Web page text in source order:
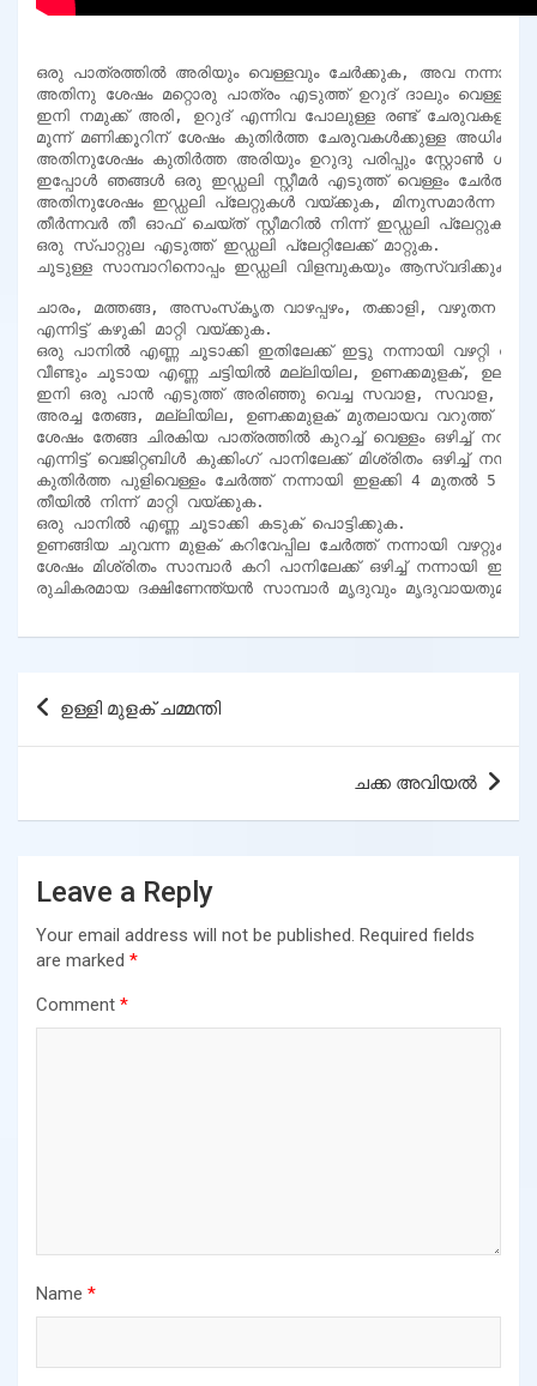
ഒരു പാത്രത്തിൽ അരിയും വെള്ളവും ചേർക്കുക, അവ
അതിനു ശേഷം മറ്റൊരു പാത്രം എടുത്ത് ഉറുദ് ദാലും വെള്ളവും
ഇനി നമുക്ക് അരി, ഉറുദ് എന്നിവ പോലുള്ള രണ്ട് ചേരുവകളും
മൂന്ന് മണിക്കൂറിന് ശേഷം കുതിർത്ത ചേരുവകൾക്കുള്ള അധിക
അതിനുശേഷം കുതിർത്ത അരിയും ഉറുദു പരിപ്പും സ്റ്റോൺ
ഇപ്പോൾ ഞങ്ങൾ ഒരു ഇഡ്ഡലി സ്റ്റീമർ എടുത്ത് വെള്ളം ചേർത്ത്
അതിനുശേഷം ഇഡ്ഡലി പ്ലേറ്റുകൾ വയ്ക്കുക, മിനുസമാർന്ന മാവ്
തീർന്നവർ തീ ഓഫ് ചെയ്ത് സ്റ്റീമറിൽ നിന്ന് ഇഡ്ഡലി
ഒരു സ്പാറ്റുല എടുത്ത് ഇഡ്ഡലി പ്ലേറ്റിലേക്ക് മാറ്റുക.
ചൂടുള്ള സാമ്പാറിനൊപ്പം ഇഡ്ഡലി വിളമ്പുകയും
ചാരം, മത്തങ്ങ, അസംസ്‌കൃത വാഴപ്പഴം, തക്കാളി, വഴുതന ഉരുളക്കിഴങ്ങ് തുടങ്ങിയ മുഴുവൻ പച്ചക്കറികളും ആദ്യം തൊലി കളഞ്ഞ് മുറിക്കണം.
എന്നിട്ട് കഴുകി മാറ്റി വയ്ക്കുക.
ഒരു പാനിൽ എണ്ണ ചൂടാക്കി ഇതിലേക്ക് ഇട്ടു നന്നായി വഴറ്റി
വീണ്ടും ചൂടായ എണ്ണ ചട്ടിയിൽ മല്ലിയില, ഉണക്കമുളക്,
ഇനി ഒരു പാൻ എടുത്ത് അരിഞ്ഞു വെച്ച സവാള, സവാള,
അരച്ച തേങ്ങ, മല്ലിയില, ഉണക്കമുളക് മുതലായവ വറുത്ത്
ശേഷം തേങ്ങ ചിരകിയ പാത്രത്തിൽ കുറച്ച് വെള്ളം ഒഴിച്ച്
എന്നിട്ട് വെജിറ്റബിൾ കുക്കിംഗ് പാനിലേക്ക് മിശ്രിതം ഒഴിച്ച്
കുതിർത്ത പുളിവെള്ളം ചേർത്ത് നന്നായി ഇളക്കി 4 മുതൽ 5
തീയിൽ നിന്ന് മാറ്റി വയ്ക്കുക.
ഒരു പാനിൽ എണ്ണ ചൂടാക്കി കടുക് പൊട്ടിക്കുക.
ഉണങ്ങിയ ചുവന്ന മുളക് കറിവേപ്പില ചേർത്ത് നന്നായി വഴറ്റുക.
ശേഷം മിശ്രിതം സാമ്പാർ കറി പാനിലേക്ക് ഒഴിച്ച് നന്നായി
രുചികരമായ ദക്ഷിണേന്ത്യൻ സാമ്പാർ മൃദുവും മൃദുവായതുമായ
Post
navigation
ഉള്ളി മുളക് ചമ്മന്തി
ചക്ക അവിയൽ
Leave a Reply
Your email address will not be published. Required fields
are marked *
Comment *
Name *